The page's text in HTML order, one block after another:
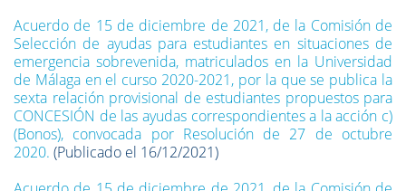
Acuerdo de 15 de diciembre de 2021, de la Comisión de
Selección de ayudas para estudiantes en situaciones de
emergencia sobrevenida, matriculados en la Universidad
de Málaga en el curso 2020-2021, por la que se publica la
sexta relación provisional de estudiantes propuestos para
CONCESIÓN de las ayudas correspondientes a la acción c)
(Bonos), convocada por Resolución de 27 de octubre
2020. (Publicado el 16/12/2021)